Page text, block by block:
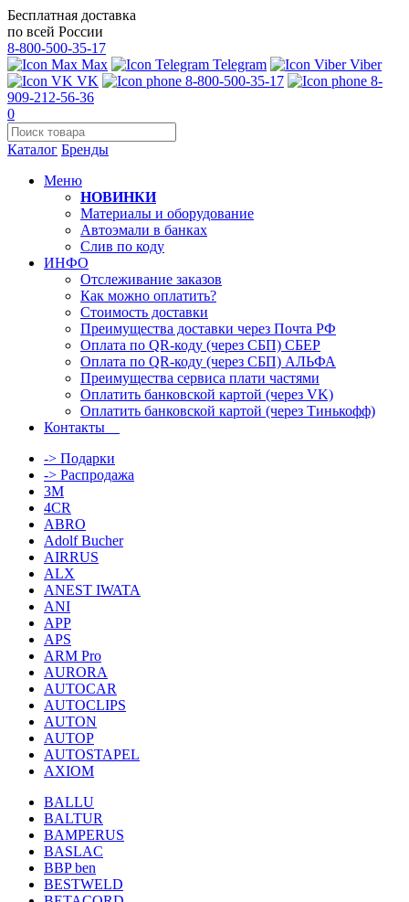
Бесплатная доставка
по всей России
8-800-500-35-17
Max
Telegram
Viber
VK
8-800-500-35-17
8-
909-212-56-36
0
Каталог Бренды
Меню
НОВИНКИ
Материалы и оборудование
Автоэмали в банках
Слив по коду
ИНФО
Отслеживание заказов
Как можно оплатить?
Стоимость доставки
Преимущества доставки через Почта РФ
Оплата по QR-коду (через СБП) СБЕР
Оплата по QR-коду (через СБП) АЛЬФА
Преимущества сервиса плати частями
Оплатить банковской картой (через VK)
Оплатить банковской картой (через Тинькофф)
Контакты
-> Подарки
-> Распродажа
3M
4CR
ABRO
Adolf Bucher
AIRRUS
ALX
ANEST IWATA
ANI
APP
APS
ARM Pro
AURORA
AUTOCAR
AUTOCLIPS
AUTON
AUTOP
AUTOSTAPEL
AXIOM
BALLU
BALTUR
BAMPERUS
BASLAC
BBP ben
BESTWELD